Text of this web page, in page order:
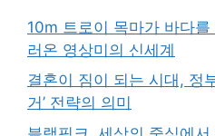
10m 트로이 목마가 바다를
러온 영상미의 신세계
결혼이 짐이 되는 시대, 정
거’ 전략의 의미